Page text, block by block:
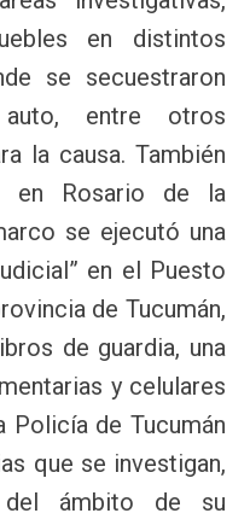
en distintos
se secuestraron
entre otros
la causa. También
en Rosario de la
se ejecutó una
en el Puesto
de Tucumán,
de guardia, una
y celulares
de Tucumán
que se investigan,
del ámbito de su